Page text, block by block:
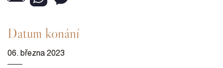
Datum konání
06. března 2023